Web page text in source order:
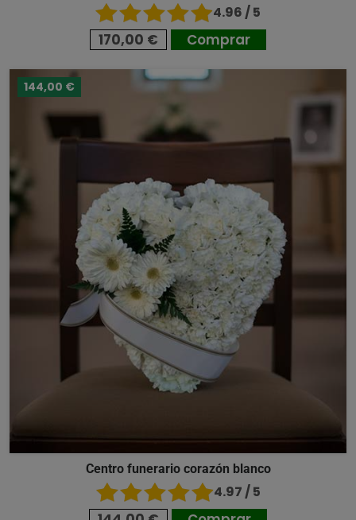
4.96 / 5
170,00 € Comprar
144,00 €
Centro funerario corazón blanco
4.97 / 5